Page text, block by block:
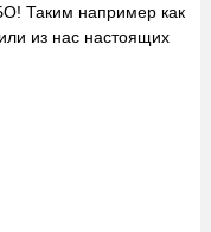
Таким например как
из нас настоящих